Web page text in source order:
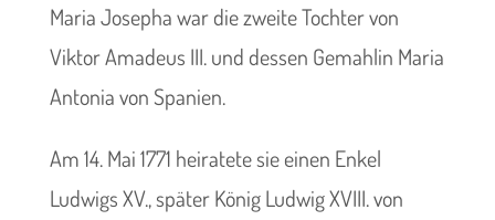
Maria Josepha war die zweite Tochter von
Viktor Amadeus III. und dessen Gemahlin Maria
Antonia von Spanien.
Am 14. Mai 1771 heiratete sie einen Enkel
Ludwigs XV., später König Ludwig XVIII. von